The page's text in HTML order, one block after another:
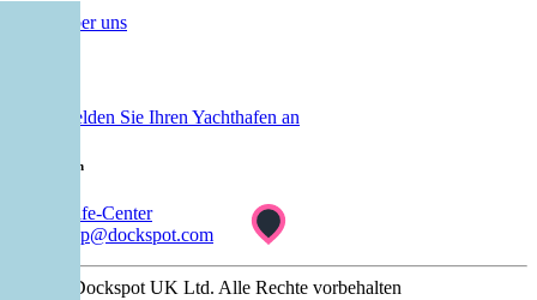
Über uns
Melden Sie Ihren Yachthafen an
Unterstützen
Hilfe-Center
help@dockspot.com
© 2026 Dockspot UK Ltd. Alle Rechte vorbehalten